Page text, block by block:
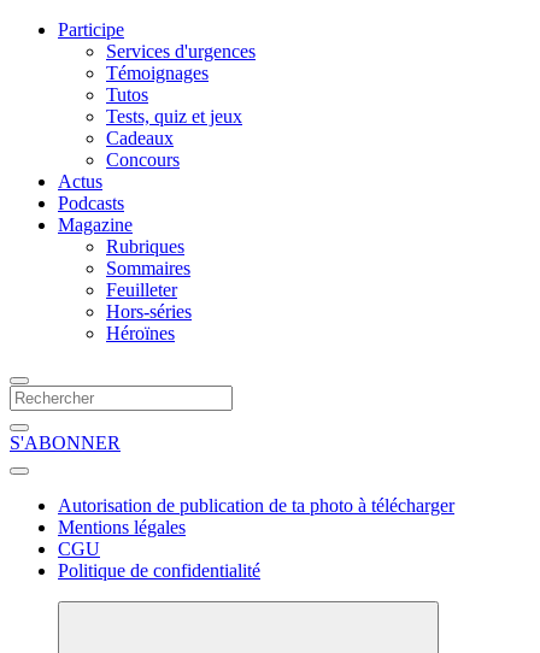
Participe
Services d'urgences
Témoignages
Tutos
Tests, quiz et jeux
Cadeaux
Concours
Actus
Podcasts
Magazine
Rubriques
Sommaires
Feuilleter
Hors-séries
Héroïnes
S'ABONNER
Autorisation de publication de ta photo à télécharger
Mentions légales
CGU
Politique de confidentialité